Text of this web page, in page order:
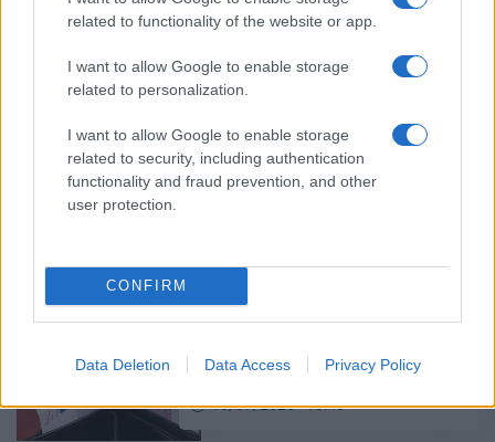
related to functionality of the website or app.
I want to allow Google to enable storage
related to personalization.
I want to allow Google to enable storage
related to security, including authentication
functionality and fraud prevention, and other
user protection.
CONFIRM
Data Deletion Data Access Privacy Policy
Έρχεται αύξηση στο επίδομα
κυβέρνηση
16/07/2026 - 10:45
Επίδομα 418 ευρώ από τον
10/07/2026 - 18:00
Πότε και ποιοί θα λάβουν Market
Pass
10/07/2026 - 10:43